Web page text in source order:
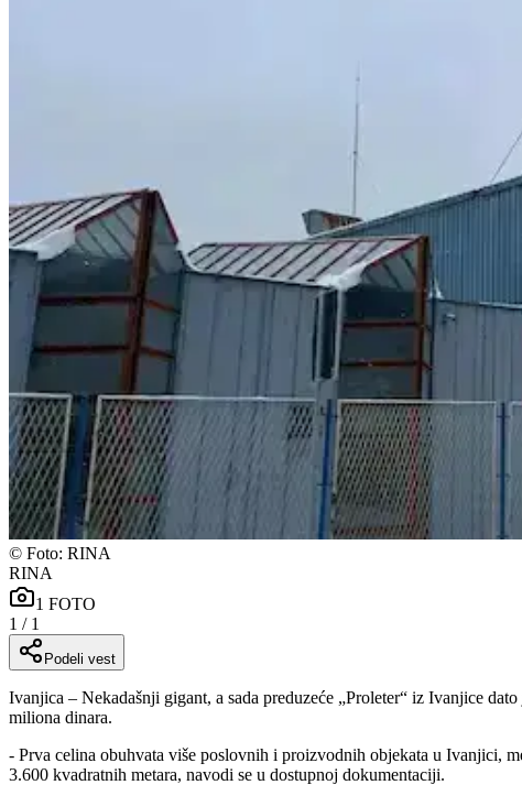
© Foto: RINA
RINA
1 FOTO
1 / 1
Podeli vest
Ivanjica – Nekadašnji gigant, a sada preduzeće „Proleter“ iz Ivanjice
miliona dinara.
- Prva celina obuhvata više poslovnih i proizvodnih objekata u Ivanjici,
3.600 kvadratnih metara, navodi se u dostupnoj dokumentaciji.